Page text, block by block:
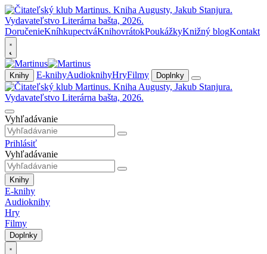
DoručenieKníhkupectváKnihovrátokPoukážkyKnižný blogKontakt
Knihy E-knihyAudioknihyHryFilmy Doplnky
Vyhľadávanie
Prihlásiť
Vyhľadávanie
Knihy
E-knihy
Audioknihy
Hry
Filmy
Doplnky